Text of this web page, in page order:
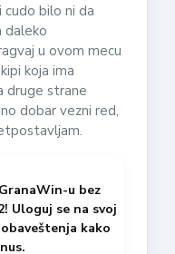
bilo ni da
daleko
u ovom mecu
koja ima
druge strane
dobar vezni red,
u bez
Uloguj se na svoj
kako